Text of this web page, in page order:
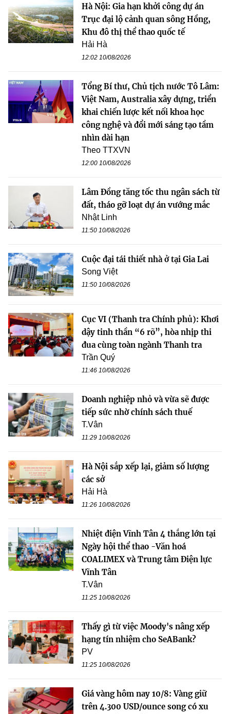
Hà Nội: Gia hạn khởi công dự án
Trục đại lộ cảnh quan sông Hồng,
Khu đô thị thể thao quốc tế
Hải Hà
12:02 10/08/2026
Tổng Bí thư, Chủ tịch nước Tô Lâm:
Việt Nam, Australia xây dựng, triển
khai chiến lược kết nối khoa học
công nghệ và đổi mới sáng tạo tầm
nhìn dài hạn
Theo TTXVN
12:00 10/08/2026
Lâm Đồng tăng tốc thu ngân sách từ
đất, tháo gỡ loạt dự án vướng mắc
Nhật Linh
11:50 10/08/2026
Cuộc đại tái thiết nhà ở tại Gia Lai
Song Việt
11:50 10/08/2026
Cục VI (Thanh tra Chính phủ): Khơi
dậy tinh thần “6 rõ”, hòa nhịp thi
đua cùng toàn ngành Thanh tra
Trần Quý
11:46 10/08/2026
Doanh nghiệp nhỏ và vừa sẽ được
tiếp sức nhờ chính sách thuế
T.Vân
11:29 10/08/2026
Hà Nội sắp xếp lại, giảm số lượng
các sở
Hải Hà
11:26 10/08/2026
Nhiệt điện Vĩnh Tân 4 thắng lớn tại
Ngày hội thể thao -Văn hoá
COALIMEX và Trung tâm Điện lực
Vĩnh Tân
T.Vân
11:25 10/08/2026
Thấy gì từ việc Moody's nâng xếp
hạng tín nhiệm cho SeABank?
PV
11:25 10/08/2026
Giá vàng hôm nay 10/8: Vàng giữ
trên 4.300 USD/ounce song có xu